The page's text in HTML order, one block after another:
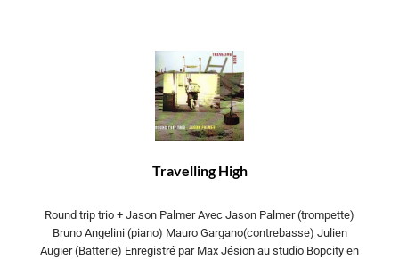
Travelling High
Round trip trio + Jason Palmer Avec Jason Palmer (trompette)
Bruno Angelini (piano) Mauro Gargano(contrebasse) Julien
Augier (Batterie) Enregistré par Max Jésion au studio Bopcity en